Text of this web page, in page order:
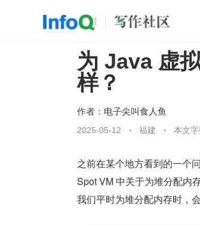
移动开发 Java 开源
查看更多
为 Java 虚
样？
作者： 电子尖叫食人鱼
2025-05-12 福建 本文
之前在某个地方看到的一个
Spot VM 中关于为堆分配内
我们平时为堆分配内存时，